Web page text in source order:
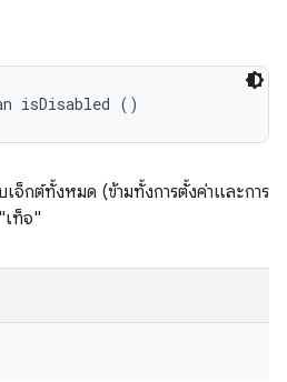
isDisabled ()
จ็กต์ทั้งหมด (ข้ามทั้งการตั้งค่าและการ
เท็จ"